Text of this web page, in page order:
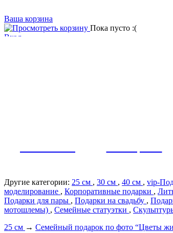
Ваша корзина
Пока пусто :(
Вход
Другие категории: 25 см , 30 см , 40 см , vip-
моделирование , Корпоративные подарки ,
Подарки для пары , Подарки на свадьбу ,
мотошлемы) , Семейные статуэтки ,
25 см → Семейный подарок по фото “Цветы